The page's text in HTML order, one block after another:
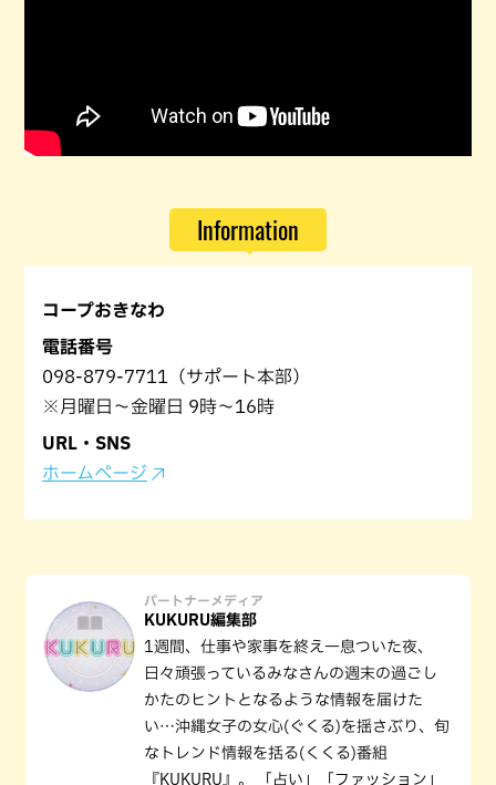
Information
コープおきなわ
電話番号
098-879-7711（サポート本部）
※月曜日〜金曜日 9時〜16時
URL・SNS
ホームページ
パートナーメディア
KUKURU編集部
1週間、仕事や家事を終え一息ついた夜、
日々頑張っているみなさんの週末の過ごし
かたのヒントとなるような情報を届けた
い…沖縄女子の女心(ぐくる)を揺さぶり、旬
なトレンド情報を括る(くくる)番組
『KUKURU』。 「占い」「ファッション」